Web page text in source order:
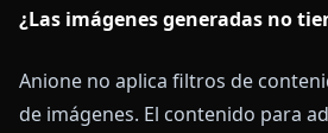
¿Las imágenes generadas no
Anione no aplica filtros de
de imágenes. El contenido para